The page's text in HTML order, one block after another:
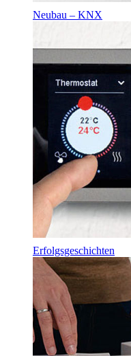
Neubau – KNX
Erfolgsgeschichten